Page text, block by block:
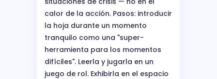
calor de la acción. Pasos: introducir
la hoja durante un momento
tranquilo como una "super-
herramienta para los momentos
difíciles". Leerla y jugarla en un
juego de rol. Exhibirla en el espacio